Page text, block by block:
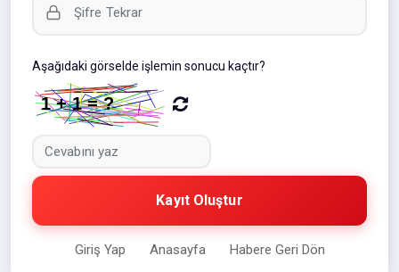
Aşağıdaki görselde işlemin sonucu kaçtır?
Kayıt Oluştur
Giriş Yap Anasayfa Habere Geri Dön